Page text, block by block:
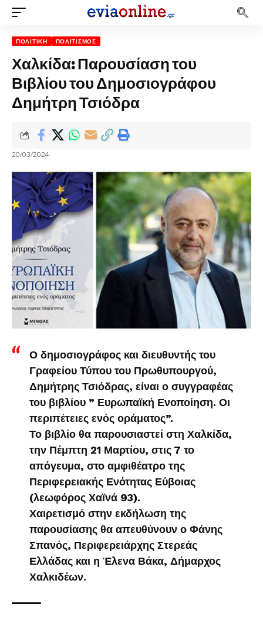
ΠΟΛΙΤΙΚΉ ΠΟΛΙΤΙΣΜΌΣ
Χαλκίδα: Παρουσίαση του
Βιβλίου του Δημοσιογράφου
Δημήτρη Τσιόδρα
20/03/2024
Ο δημοσιογράφος και διευθυντής του
Γραφείου Τύπου του Πρωθυπουργού,
Δημήτρης Τσιόδρας, είναι ο συγγραφέας
του βιβλίου ” Ευρωπαϊκή Ενοποίηση. Οι
περιπέτειες ενός οράματος”.
Το βιβλίο θα παρουσιαστεί στη Χαλκίδα,
την Πέμπτη 21 Μαρτίου, στις 7 το
απόγευμα, στο αμφιθέατρο της
Περιφερειακής Ενότητας Εύβοιας
(λεωφόρος Χαϊνά 93).
Χαιρετισμό στην εκδήλωση της
παρουσίασης θα απευθύνουν ο Φάνης
Σπανός, Περιφερειάρχης Στερεάς
Ελλάδας και η Έλενα Βάκα, Δήμαρχος
Χαλκιδέων.